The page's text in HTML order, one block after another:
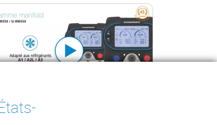
manifold Si-RM350 & Si-RM450